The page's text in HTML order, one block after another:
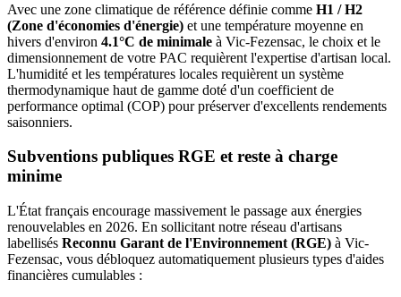
Avec une zone climatique de référence définie comme H1 / H2
(Zone d'économies d'énergie) et une température moyenne en
hivers d'environ 4.1°C de minimale à Vic-Fezensac, le choix et le
dimensionnement de votre PAC requièrent l'expertise d'artisan local.
L'humidité et les températures locales requièrent un système
thermodynamique haut de gamme doté d'un coefficient de
performance optimal (COP) pour préserver d'excellents rendements
saisonniers.
Subventions publiques RGE et reste à charge
minime
L'État français encourage massivement le passage aux énergies
renouvelables en 2026. En sollicitant notre réseau d'artisans
labellisés Reconnu Garant de l'Environnement (RGE) à Vic-
Fezensac, vous débloquez automatiquement plusieurs types d'aides
financières cumulables :